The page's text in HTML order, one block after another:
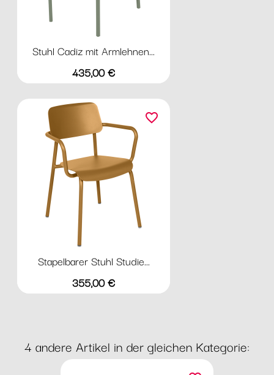
Stuhl Cadiz mit Armlehnen...
Preis
435,00 €
Stapelbarer Stuhl Studie...
Preis
355,00 €
favorite_border
4 andere Artikel in der gleichen Kategorie: